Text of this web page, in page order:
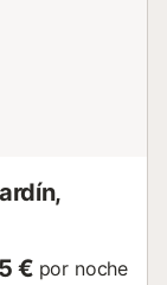
€ por noche